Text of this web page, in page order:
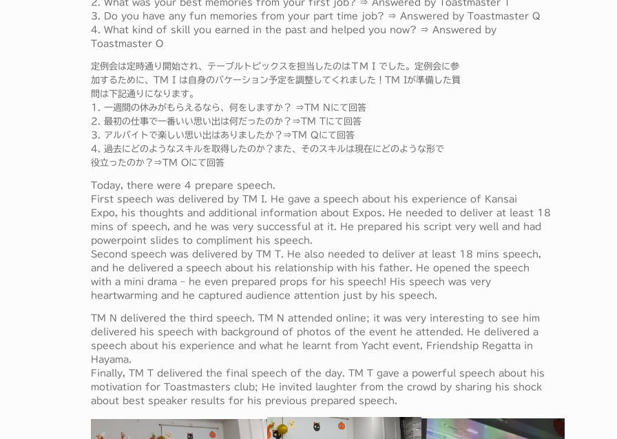
2. What was your best memories from your first job? ⇒ Answered by Toastmaster T
3. Do you have any fun memories from your part time job? ⇒ Answered by Toastmaster Q
4. What kind of skill you earned in the past and helped you now? ⇒ Answered by
Toastmaster O
定例会は定時通り開始され、テーブルトピックスを担当したのはＴＭ I でした。定例会に参
加するために、TM I は自身のバケーション予定を調整してくれました！TM Iが準備した質
問は下記通りになります。
1. 一週間の休みがもらえるなら、何をしますか？ ⇒TM Nにて回答
2. 最初の仕事で一番いい思い出は何だったのか？⇒TM Tにて回答
3. アルバイトで楽しい思い出はありましたか？⇒TM Qにて回答
4. 過去にどのようなスキルを取得したのか？また、そのスキルは現在にどのような形で
役立ったのか？⇒TM Oにて回答
Today, there were 4 prepare speech.
First speech was delivered by TM I. He gave a speech about his experience of Kansai
Expo, his thoughts and additional information about Expos. He needed to deliver at least 18
mins of speech, and he was very successful at it. He prepared his script very well and had
powerpoint slides to compliment his speech.
Second speech was delivered by TM T. He also needed to deliver at least 18 mins speech,
and he delivered a speech about his relationship with his father. He opened the speech
with a mini drama – he even prepared props for his speech! His speech was very
heartwarming and he captured audience attention just by his speech.
TM N delivered the third speech. TM N attended online; it was very interesting to see him
delivered his speech with background of photos of the event he attended. He delivered a
speech about his experience and what he learnt from Yacht event, Friendship Regatta in
Hayama.
Finally, TM T delivered the final speech of the day. TM T gave a powerful speech about his
motivation for Toastmasters club; He invited laughter from the crowd by sharing his shock
about best speaker results for his previous prepared speech.